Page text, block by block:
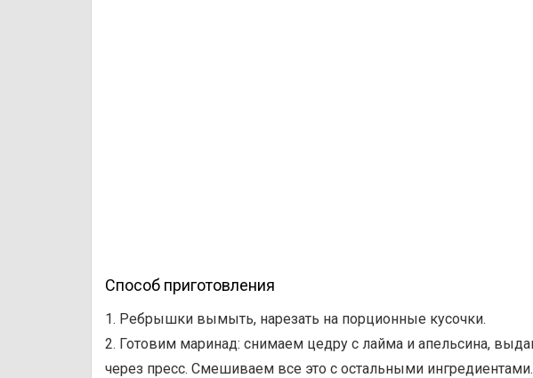
Способ приготовления
1. Ребрышки вымыть, нарезать на порционные кусочки.
2. Готовим маринад: снимаем цедру с лайма и апельсина,
через пресс. Смешиваем все это с остальными